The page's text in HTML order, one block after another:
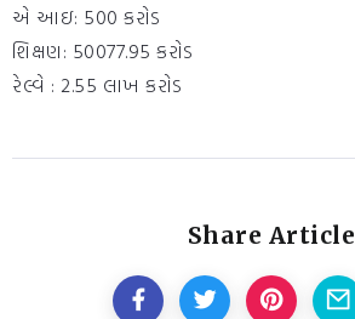
એ આઇ: 500 કરોડ
શિક્ષણ: 50077.95 કરોડ
રેલ્વે : 2.55 લાખ કરોડ
Share Article